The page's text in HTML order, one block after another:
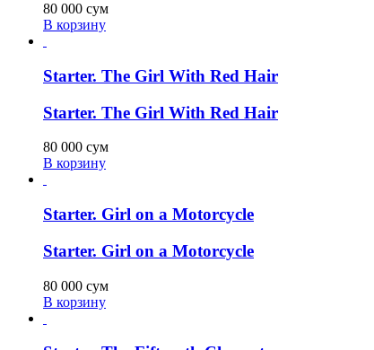
80 000 сум
В корзину
Starter. The Girl With Red Hair
Starter. The Girl With Red Hair
80 000 сум
В корзину
Starter. Girl on a Motorcycle
Starter. Girl on a Motorcycle
80 000 сум
В корзину